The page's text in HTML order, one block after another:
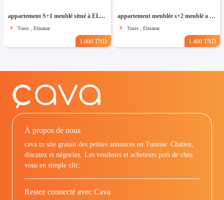
appartement S+1 meublé situé à EL Manar 1
Tunis , Elmanar
1.000 TND
appartement meublée s+2 meublé a el Manar 2
Tunis , Elmanar
1.400 TND
À propos de nous
cava.tn site gratuit des petites annonces en Tunisie: Chattez,
discutez et négociez. Les vendeurs et acheteurs prés de chez
vous en simple clic.
Restez connecté avec Cava